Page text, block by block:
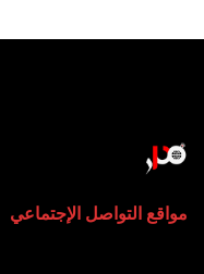
مواقع التواصل الإجتماعي